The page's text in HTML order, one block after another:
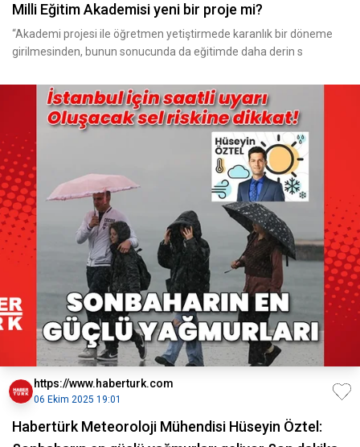
Milli Eğitim Akademisi yeni bir proje mi?
“Akademi projesi ile öğretmen yetiştirmede karanlık bir döneme
girilmesinden, bunun sonucunda da eğitimde daha derin s
https://www.haberturk.com
06 Ekim 2025 19:01
Habertürk Meteoroloji Mühendisi Hüseyin Öztel: